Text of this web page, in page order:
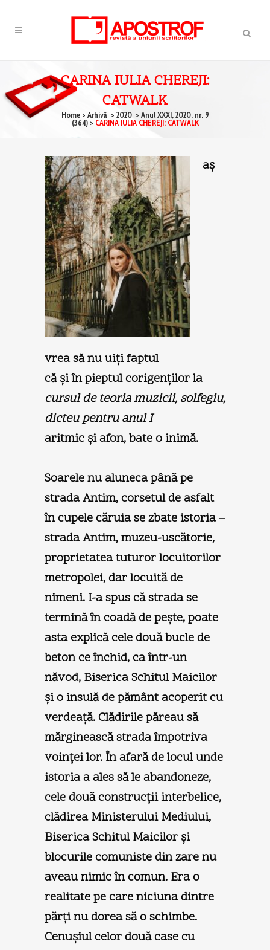
CARINA IULIA CHEREJI:
CATWALK
Home> Arhivă > 2020 > Anul XXXI, 2020, nr. 9
(364)> CARINA IULIA CHEREJI: CATWALK
aş
vrea să nu uiţi faptul
că şi în pieptul corigenţilor la
cursul de teoria muzicii, solfegiu,
dicteu pentru anul I
aritmic şi afon, bate o inimă.
Soarele nu aluneca până pe
strada Antim, corsetul de asfalt
în cupele căruia se zbate istoria –
strada Antim, muzeu-uscătorie,
proprietatea tuturor locuitorilor
metropolei, dar locuită de
nimeni. I-a spus că strada se
termină în coadă de peşte, poate
asta explică cele două bucle de
beton ce închid, ca într-un
năvod, Biserica Schitul Maicilor
şi o insulă de pământ acoperit cu
verdeaţă. Clădirile păreau să
mărginească strada împotriva
voinţei lor. În afară de locul unde
istoria a ales să le abandoneze,
cele două construcţii interbelice,
clădirea Ministerului Mediului,
Biserica Schitul Maicilor şi
blocurile comuniste din zare nu
aveau nimic în comun. Era o
realitate pe care niciuna dintre
părţi nu dorea să o schimbe.
Cenuşiul celor două case cu